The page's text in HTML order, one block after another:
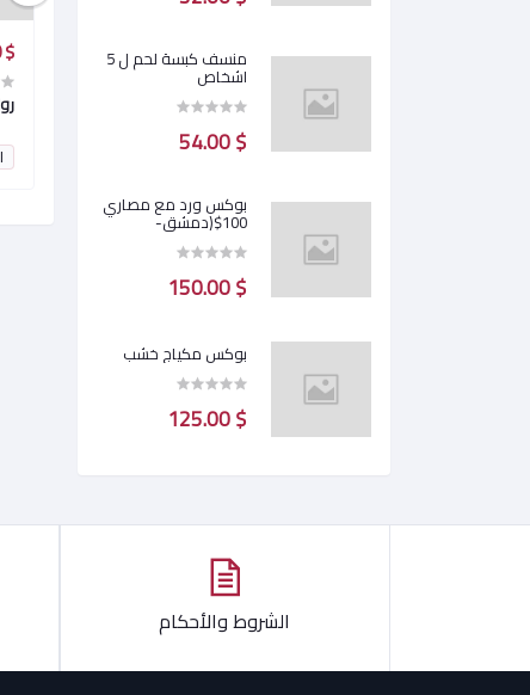
منسف كبسة لحم ل 5
اشخاص
$ 54.00
بوكس ورد مع مصاري
100$(دمشق-
محافظات)
$ 150.00
بوكس مكياج خشب
$ 125.00
$ 3.30
فن اللامبالاة
النقاط:
$ 5.00
الشروط والأحكام